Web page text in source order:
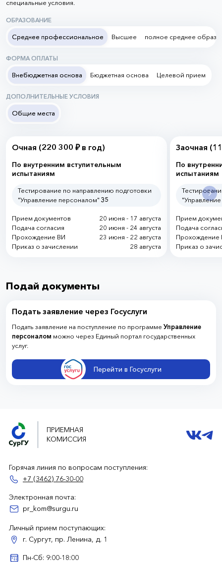
специальные условия.
ОБРАЗОВАНИЕ
Среднее профессиональное Высшее полное среднее
ФОРМА ОПЛАТЫ
Внебюджетная основа Бюджетная основа Целевой прием
ДОПОЛНИТЕЛЬНЫЕ УСЛОВИЯ
Общие места
Очная (220 300 ₽ в год)
По внутренним вступительным
испытаниям
Тестирование по направлению подготовки
"Управление персоналом" 35
Прием документов
20 июня - 17 августа
Подача согласия
20 июня - 24 августа
Прохождение ВИ
23 июня - 22 августа
Приказ о зачислении
28 августа
Заочная
По
испытаниям
Прием
Подача
Прохождение
Приказ о
Подай документы
Подать заявление через Госуслуги
Подать заявление на поступление по программе Управление
персоналом можно через Единый портал государственных
услуг.
Перейти в Госуслуги
ПРИЕМНАЯ
КОМИССИЯ
Горячая линия по вопросам поступления:
+7 (3462) 76-30-00
Электронная почта:
pr_kom@surgu.ru
Личный прием поступающих:
г. Сургут, пр. Ленина, д. 1
Пн-Сб: 9:00-18:00